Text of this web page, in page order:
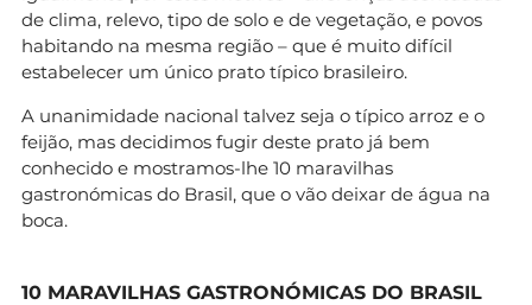
de clima, relevo, tipo de solo e de vegetação, e povos
habitando na mesma região – que é muito difícil
estabelecer um único prato típico brasileiro.
A unanimidade nacional talvez seja o típico arroz e o
feijão, mas decidimos fugir deste prato já bem
conhecido e mostramos-lhe 10 maravilhas
gastronómicas do Brasil, que o vão deixar de água na
boca.
10 MARAVILHAS GASTRONÓMICAS DO BRASIL